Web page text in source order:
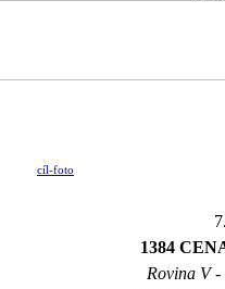
cíl-foto
1384
Rovina V